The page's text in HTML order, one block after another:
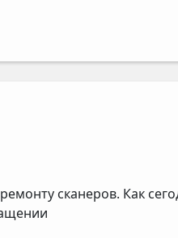
сканеров. Как